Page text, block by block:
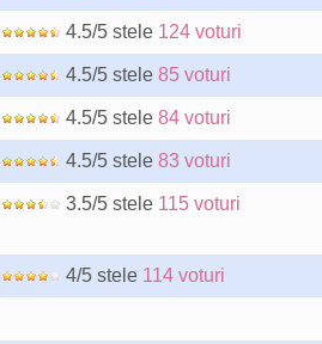
4.5/5 stele 124 voturi
4.5/5 stele 85 voturi
4.5/5 stele 84 voturi
4.5/5 stele 83 voturi
3.5/5 stele 115 voturi
4/5 stele 114 voturi